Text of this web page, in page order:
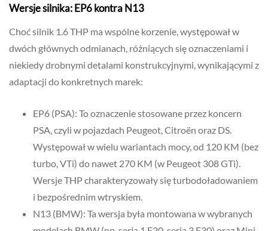
Wersje silnika: EP6 kontra N13
Choć silnik 1.6 THP ma wspólne korzenie, występował w
dwóch głównych odmianach, różniących się oznaczeniami i
niekiedy drobnymi detalami konstrukcyjnymi, wynikającymi z
adaptacji do konkretnych marek:
EP6 (PSA): To oznaczenie stosowane przez koncern
PSA, czyli w pojazdach Peugeot, Citroën oraz DS.
Występował w wielu wariantach mocy, od 120 KM (bez
turbo, VTi) do nawet 270 KM (w Peugeot 308 GTi).
Wersje THP charakteryzowały się turbodoładowaniem
i bezpośrednim wtryskiem.
N13 (BMW): Ta wersja była montowana w wybranych